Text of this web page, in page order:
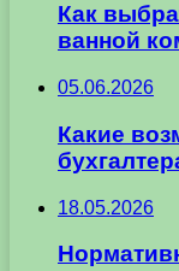
Как
ванной
05.06.2026
Какие
18.05.2026